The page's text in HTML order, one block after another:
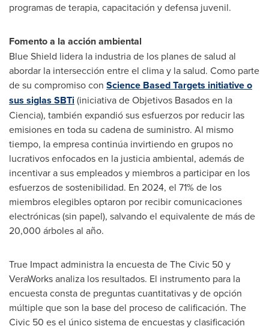
programas de terapia, capacitación y defensa juvenil.
Fomento a la acción ambiental
Blue Shield lidera la industria de los planes de salud al
abordar la intersección entre el clima y la salud. Como parte
de su compromiso con Science Based Targets initiative o
sus siglas SBTi(iniciativa de Objetivos Basados en la
Ciencia), también expandió sus esfuerzos por reducir las
emisiones en toda su cadena de suministro. Al mismo
tiempo, la empresa continúa invirtiendo en grupos no
lucrativos enfocados en la justicia ambiental, además de
incentivar a sus empleados y miembros a participar en los
esfuerzos de sostenibilidad. En 2024, el 71% de los
miembros elegibles optaron por recibir comunicaciones
electrónicas (sin papel), salvando el equivalente de más de
20,000 árboles al año.
True Impact administra la encuesta de The Civic 50 y
VeraWorks analiza los resultados. El instrumento para la
encuesta consta de preguntas cuantitativas y de opción
múltiple que son la base del proceso de calificación. The
Civic 50 es el único sistema de encuestas y clasificación